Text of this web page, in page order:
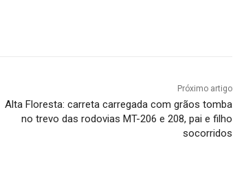
Próximo artigo
Alta Floresta: carreta carregada com grãos tomba
no trevo das rodovias MT-206 e 208, pai e filho
socorridos